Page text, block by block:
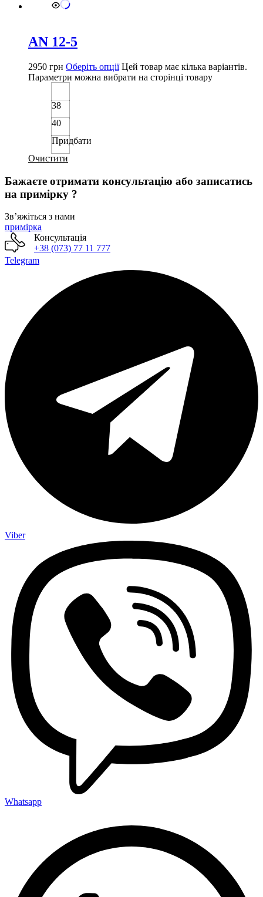
AN 12-5
2950 грн Оберіть опції Цей товар має кілька варіантів.
Параметри можна вибрати на сторінці товару
38
40
Придбати
Очистити
Бажаєте отримати консультацію або записатись
на примірку ?
Звʼяжіться з нами
примірка
Консультація
+38 (073) 77 11 777
Telegram
Viber
Whatsapp